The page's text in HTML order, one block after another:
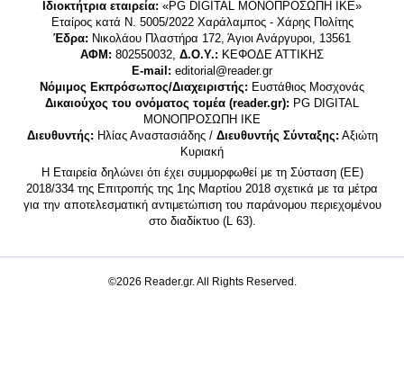
Ιδιοκτήτρια εταιρεία: «PG DIGITAL MONΟΠΡΟΣΩΠΗ ΙΚΕ»
Εταίρος κατά Ν. 5005/2022 Χαράλαμπος - Χάρης Πολίτης
Έδρα: Νικολάου Πλαστήρα 172, Άγιοι Ανάργυροι, 13561
ΑΦΜ: 802550032, Δ.Ο.Υ.: ΚΕΦΟΔΕ ΑΤΤΙΚΗΣ
E-mail: editorial@reader.gr
Νόμιμος Εκπρόσωπος/Διαχειριστής: Ευστάθιος Μοσχονάς
Δικαιούχος του ονόματος τομέα (reader.gr): PG DIGITAL
MONΟΠΡΟΣΩΠΗ ΙΚΕ
Διευθυντής: Ηλίας Αναστασιάδης / Διευθυντής Σύνταξης: Αξιώτη
Κυριακή
Η Εταιρεία δηλώνει ότι έχει συμμορφωθεί με τη Σύσταση (ΕΕ)
2018/334 της Επιτροπής της 1ης Μαρτίου 2018 σχετικά με τα μέτρα
για την αποτελεσματική αντιμετώπιση του παράνομου περιεχομένου
στο διαδίκτυο (L 63).
©2026 Reader.gr. All Rights Reserved.